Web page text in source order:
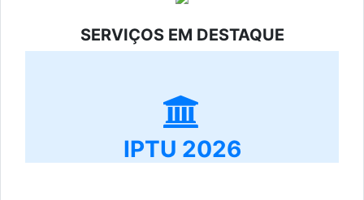
SERVIÇOS EM DESTAQUE
IPTU 2026